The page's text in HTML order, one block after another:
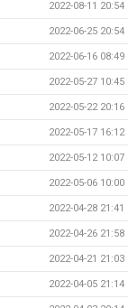
2022-08-11 20:54
2022-06-25 20:54
2022-06-16 08:49
2022-05-27 10:45
2022-05-22 20:16
2022-05-17 16:12
2022-05-12 10:07
2022-05-06 10:00
2022-04-28 21:41
2022-04-26 21:58
2022-04-21 21:03
2022-04-05 21:14